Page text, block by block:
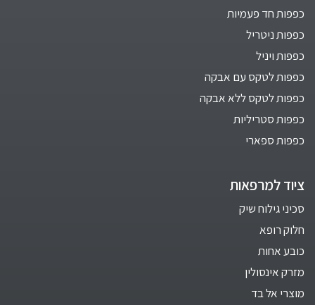
כפפות חד פעמיות
כפפות ניטריל
כפפות ויניל
כפפות לטקס עם אבקה
כפפות לטקס ללא אבקה
כפפות סטריליות
כפפות ספארי
ציוד למרפאות
סכיני גילוח שיק
חלוק רופא
כובע אחות
מזרק אינסולין
מוצרי אל בד